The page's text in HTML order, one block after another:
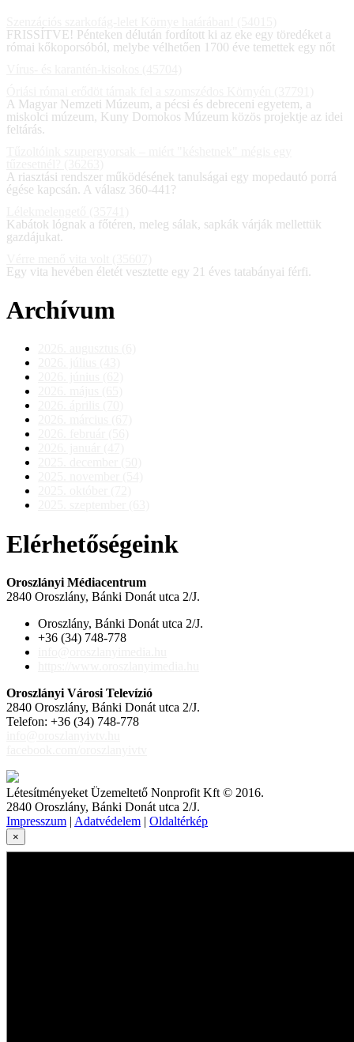
FRISSÍTVE! Pénteken délután fordított ki az eke egy töredéket a
római kőkoporsóból, melybe vélhetően 1700 éve temettek egy nőt
A Magyar Nemzeti Múzeum, a pécsi és debreceni egyetem, a
miskolci múzeum, Kuny Domokos Múzeum közös projektje az idei
feltárás.
A riasztási rendszer működésének tanulságai egy mopedautó porrá
égése kapcsán. A válasz 360-441?
Kabátok lógnak a főtéren, meleg sálak, sapkák várják mellettük
gazdájukat.
Egy vita hevében életét vesztette egy 21 éves tatabányai férfi.
Archívum
Elérhetőségeink
Oroszlányi Médiacentrum
2840 Oroszlány, Bánki Donát utca 2/J.
Oroszlány, Bánki Donát utca 2/J.
+36 (34) 748-778
Oroszlányi Városi Televízió
2840 Oroszlány, Bánki Donát utca 2/J.
Telefon: +36 (34) 748-778
Létesítményeket Üzemeltető Nonprofit Kft © 2016.
2840 Oroszlány, Bánki Donát utca 2/J.
Impresszum | Adatvédelem | Oldaltérkép
×